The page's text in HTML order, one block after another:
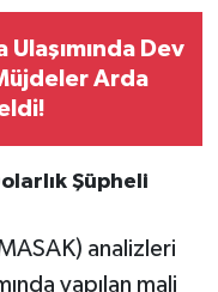
Ulaşımında Dev
Arda
Şüpheli
analizleri
yapılan mali